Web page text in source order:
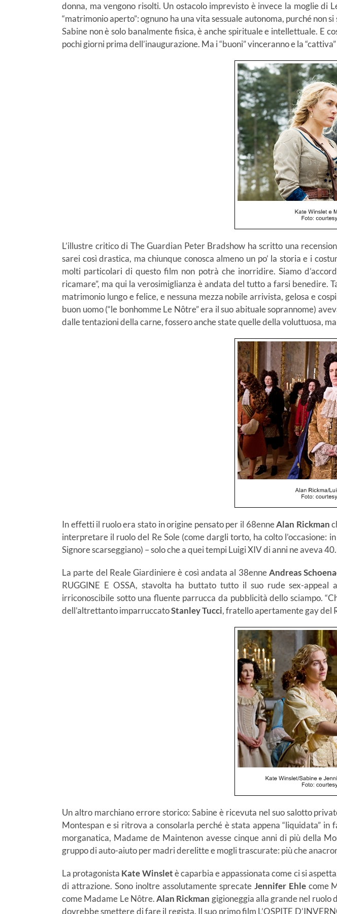
donna, ma vengono risolti. Un ostacolo imprevisto è invece la moglie di
“matrimonio aperto”: ognuno ha una vita sessuale autonoma, purché non
Sabine non è solo banalmente fisica, è anche spirituale e intellettuale.
pochi giorni prima dell’inaugurazione. Ma i “buoni” vinceranno e la
L’illustre critico di The Guardian Peter Bradshow ha scritto una
sarei così drastica, ma chiunque conosca almeno un po’ la storia e i
molti particolari di questo film non potrà che inorridire. Siamo
ricamare”, ma qui la verosimiglianza è andata del tutto a farsi
matrimonio lungo e felice, e nessuna mezza nobile arrivista, gelosa e
buon uomo (“le bonhomme Le Nôtre” era il suo abituale soprannome)
dalle tentazioni della carne, fossero anche state quelle della voluttuosa,
In effetti il ruolo era stato in origine pensato per il 68enneAlan Rickman
interpretare il ruolo del Re Sole (come dargli torto, ha colto l’occasione:
Signore scarseggiano) – solo che a quei tempi Luigi XIV di anni ne aveva 40.
La parte del Reale Giardiniere è così andata al 38enneAndreas
RUGGINE E OSSA, stavolta ha buttato tutto il suo rude sex-appeal
irriconoscibile sotto una fluente parrucca da pubblicità dello sciampo.
dell’altrettanto imparruccatoStanley Tucci, fratello apertamente gay del
Un altro marchiano errore storico: Sabine è ricevuta nel suo salotto
Montespan e si ritrova a consolarla perché è stata appena “liquidata”
morganatica, Madame de Maintenon avesse cinque anni di più della
gruppo di auto-aiuto per madri derelitte e mogli trascurate: più che
La protagonista Kate Winsletè caparbia e appassionata come ci si
di attrazione. Sono inoltre assolutamente sprecate Jennifer Ehlecome
come Madame Le Nôtre.Alan Rickman gigioneggia alla grande nel ruolo
dovrebbe smettere di fare il regista. Il suo primo film L’OSPITE